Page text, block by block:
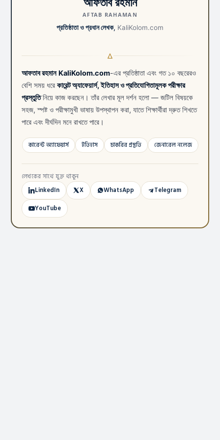
AFTAB RAHAMAN
প্রতিষ্ঠাতা ও প্রধান লেখক, KaliKolom.com
আফতাব রহমান KaliKolom.com-এর প্রতিষ্ঠাতা এবং গত ১০ বছরেরও
বেশি সময় ধরে কারেন্ট অ্যাফেয়ার্স, ইতিহাস ও প্রতিযোগিতামূলক পরীক্ষার
প্রস্তুতিনিয়ে কাজ করছেন। তাঁর লেখার মূল দর্শন হলো — জটিল বিষয়কে
সহজ, স্পষ্ট ও পরীক্ষামুখী ভাষায় উপস্থাপন করা, যাতে শিক্ষার্থীরা দ্রুত শিখতে
পারে এবং দীর্ঘদিন মনে রাখতে পারে।
কারেন্ট অ্যাফেয়ার্স ইতিহাস চাকরির প্রস্তুতি জেনারেল নলেজ
লেখকের সাথে যুক্ত থাকুন
LinkedIn X WhatsApp
Telegram
YouTube